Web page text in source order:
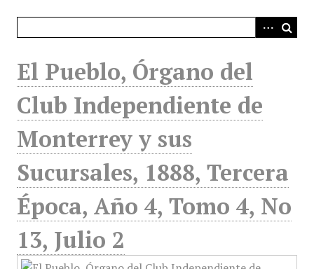
El Pueblo, Órgano del
Club Independiente de
Monterrey y sus
Sucursales, 1888, Tercera
Época, Año 4, Tomo 4, No
13, Julio 2